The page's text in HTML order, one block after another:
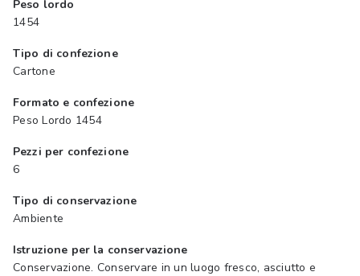
Peso lordo
1454
Tipo di confezione
Cartone
Formato e confezione
Peso Lordo 1454
Pezzi per confezione
6
Tipo di conservazione
Ambiente
Istruzione per la conservazione
Conservazione. Conservare in un luogo fresco, asciutto e